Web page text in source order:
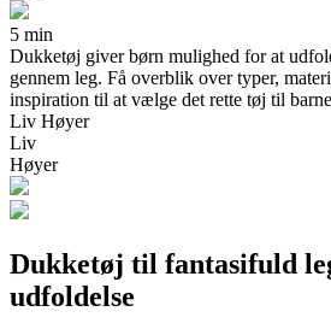
5 min
Dukketøj giver børn mulighed for at
gennem leg. Få overblik over typer,
inspiration til at vælge det rette tøj til
Liv Høyer
Liv
Høyer
Dukketøj til fantasifuld
udfoldelse